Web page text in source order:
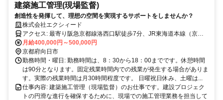
建築施工管理(現場監督)
創造性を発揮して、理想の空間を実現するサポートをしませんか？
株式会社エクシィード
アクセス: 最寄り阪急京都線洛西口駅徒歩7分、JR東海道本線（京都
線）桂川駅徒歩8分、阪急・JRどちらでも通勤していただけます。 イ
オンモール桂川からは徒歩1分です。 交通費は月額上限30,000円まで
支給いたします。
月給400,000円～500,000円
京都府向日市
勤務時間・曜日: 勤務時間は、8：30から18：00までです。休憩時間
は90分となります。固定残業時間内での残業が発生する場合がありま
す。実際の残業時間は月30時間程度です。 日曜祝日休み、土曜は...
仕事内容: 建築施工管理（現場監督）のお仕事です。建設プロジェク
トの円滑な進行を確保するために、現場での施工管理業務を担当して